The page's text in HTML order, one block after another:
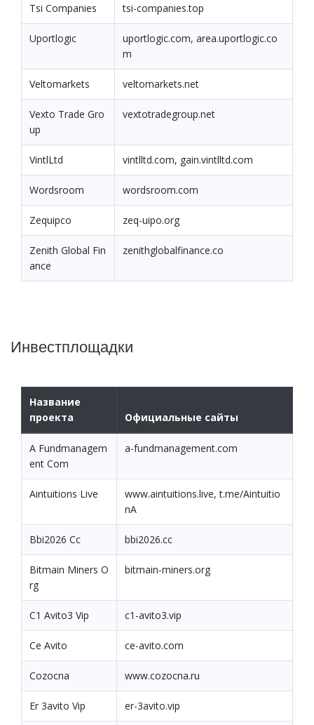
Tsi Companies tsi-companies.top
Uportlogic
uportlogic.com, area.uportlogic.co
m
Veltomarkets veltomarkets.net
Vexto Trade Gro
up
vextotradegroup.net
VintlLtd vintlltd.com, gain.vintlltd.com
Wordsroom wordsroom.com
Zequipco zeq-uipo.org
Zenith Global Fin
ance
zenithglobalfinance.co
Инвестплощадки
Название
проекта
Официальные сайты
A Fundmanagem
ent Com
a-fundmanagement.com
Aintuitions Live
www.aintuitions.live, t.me/Aintuitio
nA
Bbi2026 Cc bbi2026.cc
Bitmain Miners O
rg
bitmain-miners.org
C1 Avito3 Vip c1-avito3.vip
Ce Avito ce-avito.com
Cozocna www.cozocna.ru
Er 3avito Vip er-3avito.vip